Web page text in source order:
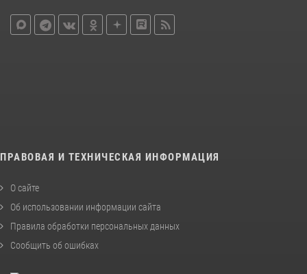
ПРАВОВАЯ И ТЕХНИЧЕСКАЯ ИНФОРМАЦИЯ
О сайте
Об использовании информации сайта
Правила обработки персональных данных
Сообщить об ошибках